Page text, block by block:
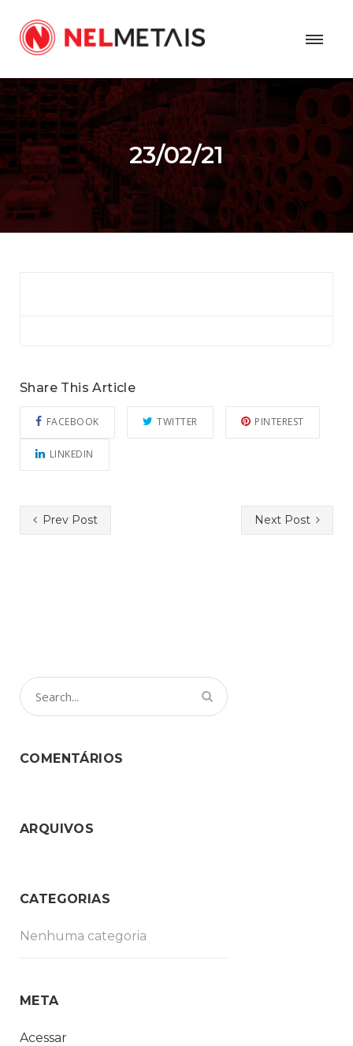
23/02/21
Share This Article
FACEBOOK TWITTER PINTEREST
LINKEDIN
Prev Post Next Post
COMENTÁRIOS
ARQUIVOS
CATEGORIAS
Nenhuma categoria
META
Acessar